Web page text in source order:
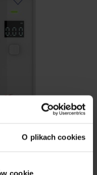
O plikach cookies
cookie